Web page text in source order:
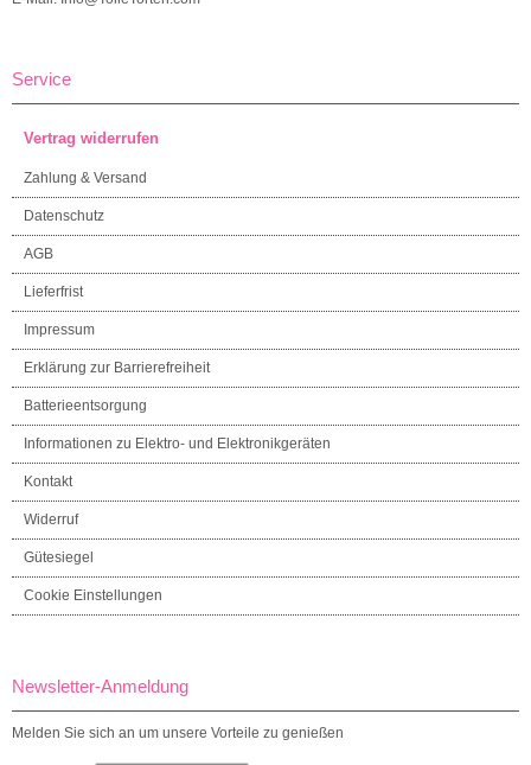
Service
Vertrag widerrufen
Zahlung & Versand
Datenschutz
AGB
Lieferfrist
Impressum
Erklärung zur Barrierefreiheit
Batterieentsorgung
Informationen zu Elektro- und Elektronikgeräten
Kontakt
Widerruf
Gütesiegel
Cookie Einstellungen
Newsletter-Anmeldung
Melden Sie sich an um unsere Vorteile zu genießen